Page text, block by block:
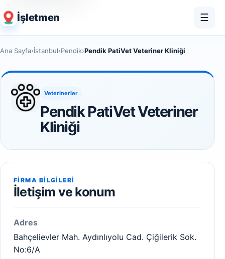
İşletmen ☰
Ana Sayfa›İstanbul›Pendik›Pendik PatiVet Veteriner Kliniği
Veterinerler
Pendik PatiVet Veteriner
Kliniği
FIRMA BILGILERI
İletişim ve konum
Adres
Bahçelievler Mah. Aydınlıyolu Cad. Çiğilerik Sok.
No:6/A